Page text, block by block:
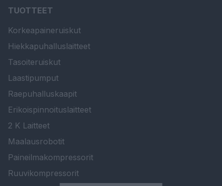
TUOTTEET
Korkeapaineruiskut
Hiekkapuhalluslaitteet
Tasoiteruiskut
Laastipumput
Raepuhalluskaapit
Erikoispinnoituslaitteet
2 K Laitteet
Maalausrobotit
Paineilmakompressorit
Ruuvikompressorit